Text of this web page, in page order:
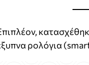
ρολόγια